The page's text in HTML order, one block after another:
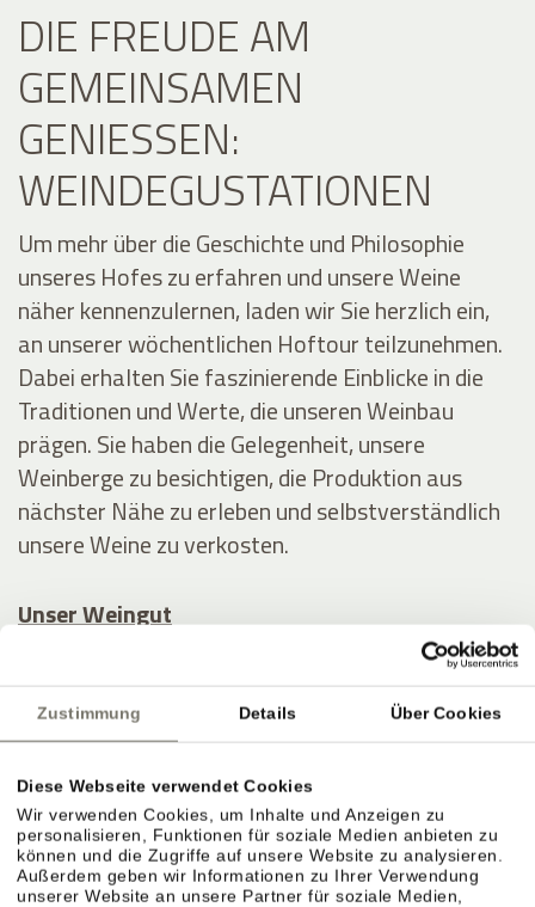
Zustimmung Details Über Cookies
Diese Webseite verwendet Cookies
Wir verwenden Cookies, um Inhalte und Anzeigen zu
personalisieren, Funktionen für soziale Medien anbieten zu
können und die Zugriffe auf unsere Website zu analysieren.
Außerdem geben wir Informationen zu Ihrer Verwendung
unserer Website an unsere Partner für soziale Medien,
DIE FREUDE AM
GEMEINSAMEN
GENIESSEN: W
EINDEGUSTATIONEN
Um mehr über die Geschichte und Philosophie
unseres Hofes zu erfahren und unsere Weine
näher kennenzulernen, laden wir Sie herzlich ein,
an unserer wöchentlichen Hoftour teilzunehmen.
Dabei erhalten Sie faszinierende Einblicke in die
Traditionen und Werte, die unseren Weinbau
prägen. Sie haben die Gelegenheit, unsere
Weinberge zu besichtigen, die Produktion aus
nächster Nähe zu erleben und selbstverständlich
unsere Weine zu verkosten.
Unser Weingut
Verwöhnen Sie Ihre Liebsten mit einem
Geschenkgutschein
vom Stroblhof – gerne auch
mit einer Weinverkostung und/oder einem
Abendessen – oder schenken Sie sich selbst ein
Last-Minute-Erlebnisoder einPaket im Angebot